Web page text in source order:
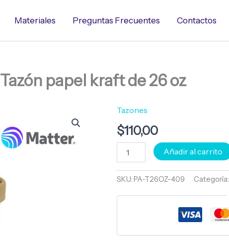
Materiales Preguntas Frecuentes Contactos
Tazón papel kraft de 26 oz
Tazones
$110,00
Tazón
kraft
de
oz
cantidad
Añadir al carrito
SKU: PA-T26OZ-409 Categoría: